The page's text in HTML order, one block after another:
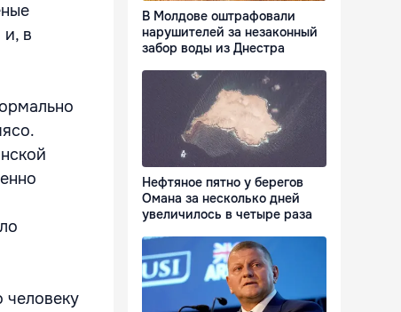
и, в
человеку
В Молдове оштрафовали
нарушителей за незаконный
забор воды из Днестра
Нефтяное пятно у берегов
Омана за несколько дней
увеличилось в четыре раза